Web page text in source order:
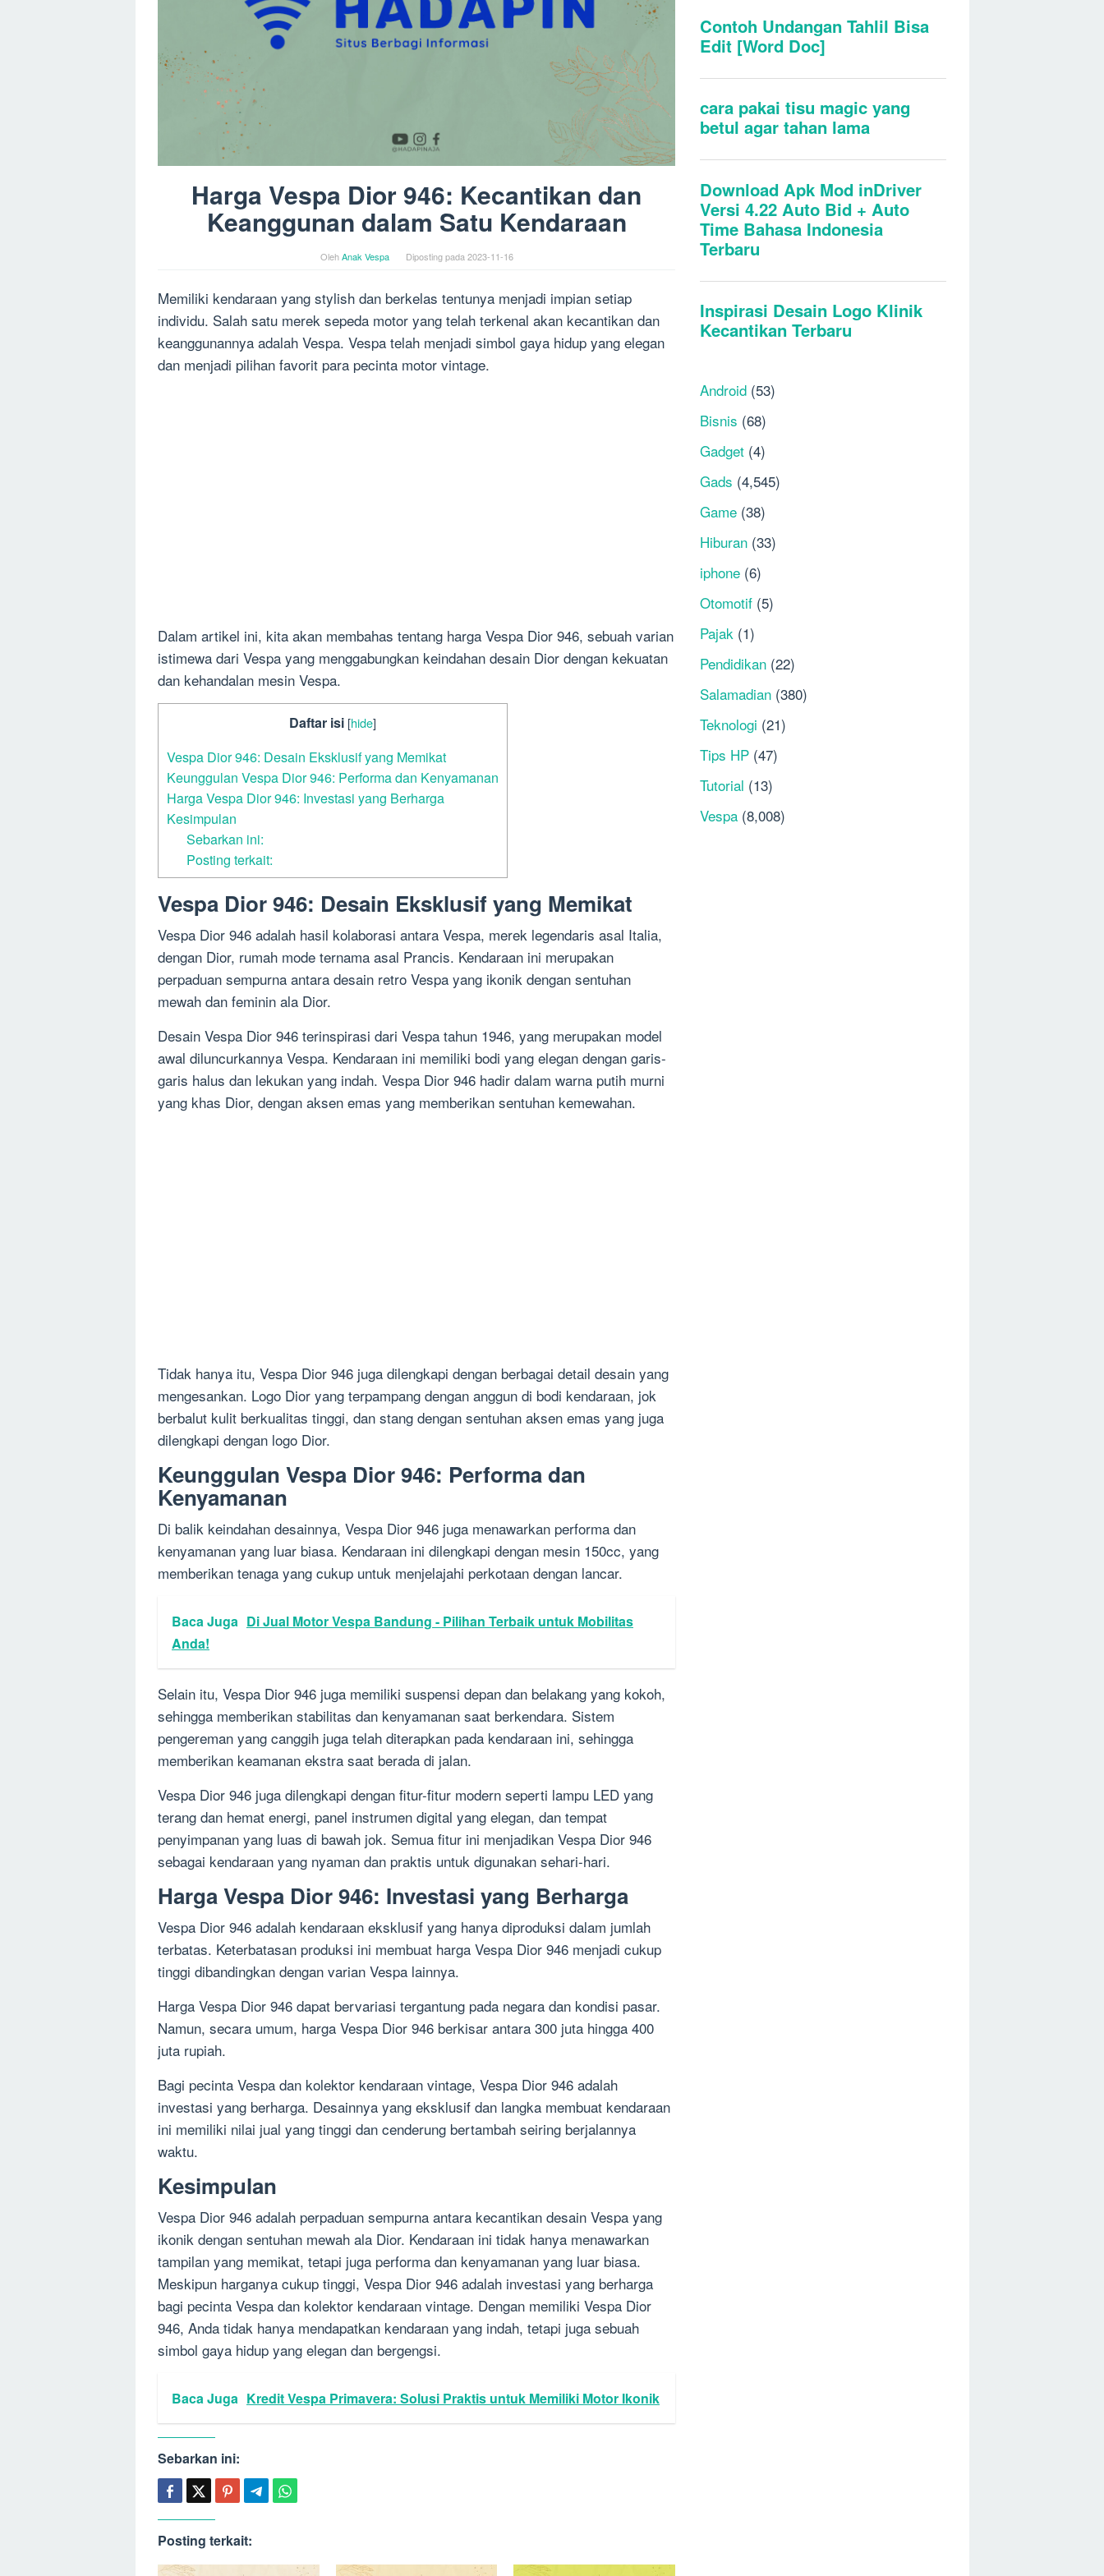
Harga Vespa Dior 946: Kecantikan dan
Keanggunan dalam Satu Kendaraan
OlehAnak Vespa Diposting pada2023-11-16
Memiliki kendaraan yang stylish dan berkelas tentunya menjadi impian setiap
individu. Salah satu merek sepeda motor yang telah terkenal akan kecantikan dan
keanggunannya adalah Vespa. Vespa telah menjadi simbol gaya hidup yang elegan
dan menjadi pilihan favorit para pecinta motor vintage.
Dalam artikel ini, kita akan membahas tentang harga Vespa Dior 946, sebuah varian
istimewa dari Vespa yang menggabungkan keindahan desain Dior dengan kekuatan
dan kehandalan mesin Vespa.
Daftar isi [hide]
Vespa Dior 946: Desain Eksklusif yang Memikat
Keunggulan Vespa Dior 946: Performa dan Kenyamanan
Harga Vespa Dior 946: Investasi yang Berharga
Kesimpulan
Sebarkan ini:
Posting terkait:
Vespa Dior 946: Desain Eksklusif yang Memikat
Vespa Dior 946 adalah hasil kolaborasi antara Vespa, merek legendaris asal Italia,
dengan Dior, rumah mode ternama asal Prancis. Kendaraan ini merupakan
perpaduan sempurna antara desain retro Vespa yang ikonik dengan sentuhan
mewah dan feminin ala Dior.
Desain Vespa Dior 946 terinspirasi dari Vespa tahun 1946, yang merupakan model
awal diluncurkannya Vespa. Kendaraan ini memiliki bodi yang elegan dengan garis-
garis halus dan lekukan yang indah. Vespa Dior 946 hadir dalam warna putih murni
yang khas Dior, dengan aksen emas yang memberikan sentuhan kemewahan.
Tidak hanya itu, Vespa Dior 946 juga dilengkapi dengan berbagai detail desain yang
mengesankan. Logo Dior yang terpampang dengan anggun di bodi kendaraan, jok
berbalut kulit berkualitas tinggi, dan stang dengan sentuhan aksen emas yang juga
dilengkapi dengan logo Dior.
Keunggulan Vespa Dior 946: Performa dan
Kenyamanan
Di balik keindahan desainnya, Vespa Dior 946 juga menawarkan performa dan
kenyamanan yang luar biasa. Kendaraan ini dilengkapi dengan mesin 150cc, yang
memberikan tenaga yang cukup untuk menjelajahi perkotaan dengan lancar.
Baca Juga Di Jual Motor Vespa Bandung - Pilihan Terbaik untuk Mobilitas
Anda!
Selain itu, Vespa Dior 946 juga memiliki suspensi depan dan belakang yang kokoh,
sehingga memberikan stabilitas dan kenyamanan saat berkendara. Sistem
pengereman yang canggih juga telah diterapkan pada kendaraan ini, sehingga
memberikan keamanan ekstra saat berada di jalan.
Vespa Dior 946 juga dilengkapi dengan fitur-fitur modern seperti lampu LED yang
terang dan hemat energi, panel instrumen digital yang elegan, dan tempat
penyimpanan yang luas di bawah jok. Semua fitur ini menjadikan Vespa Dior 946
sebagai kendaraan yang nyaman dan praktis untuk digunakan sehari-hari.
Harga Vespa Dior 946: Investasi yang Berharga
Vespa Dior 946 adalah kendaraan eksklusif yang hanya diproduksi dalam jumlah
terbatas. Keterbatasan produksi ini membuat harga Vespa Dior 946 menjadi cukup
tinggi dibandingkan dengan varian Vespa lainnya.
Harga Vespa Dior 946 dapat bervariasi tergantung pada negara dan kondisi pasar.
Namun, secara umum, harga Vespa Dior 946 berkisar antara 300 juta hingga 400
juta rupiah.
Bagi pecinta Vespa dan kolektor kendaraan vintage, Vespa Dior 946 adalah
investasi yang berharga. Desainnya yang eksklusif dan langka membuat kendaraan
ini memiliki nilai jual yang tinggi dan cenderung bertambah seiring berjalannya
waktu.
Kesimpulan
Vespa Dior 946 adalah perpaduan sempurna antara kecantikan desain Vespa yang
ikonik dengan sentuhan mewah ala Dior. Kendaraan ini tidak hanya menawarkan
tampilan yang memikat, tetapi juga performa dan kenyamanan yang luar biasa.
Meskipun harganya cukup tinggi, Vespa Dior 946 adalah investasi yang berharga
bagi pecinta Vespa dan kolektor kendaraan vintage. Dengan memiliki Vespa Dior
946, Anda tidak hanya mendapatkan kendaraan yang indah, tetapi juga sebuah
simbol gaya hidup yang elegan dan bergengsi.
Baca Juga Kredit Vespa Primavera: Solusi Praktis untuk Memiliki Motor Ikonik
Sebarkan ini:
Posting terkait:
Android (53)
Bisnis (68)
Gadget (4)
Gads (4,545)
Game (38)
Hiburan (33)
iphone (6)
Otomotif (5)
Pajak (1)
Pendidikan (22)
Salamadian (380)
Teknologi (21)
Tips HP (47)
Tutorial (13)
Vespa (8,008)